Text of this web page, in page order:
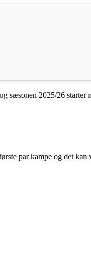
sæsonen 2025/26
par kampe og det